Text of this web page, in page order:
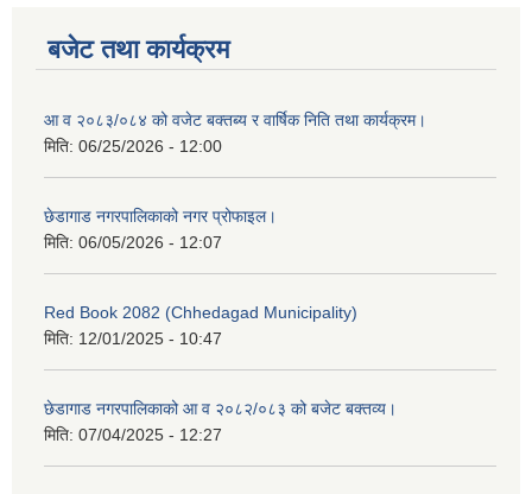
बजेट तथा कार्यक्रम
आ व २०८३/०८४ को वजेट बक्तब्य र वार्षिक निति तथा कार्यक्रम।
मिति: 06/25/2026 - 12:00
छेडागाड नगरपालिकाको नगर प्रोफाइल।
मिति: 06/05/2026 - 12:07
Red Book 2082 (Chhedagad Municipality)
मिति: 12/01/2025 - 10:47
छेडागाड नगरपालिकाको आ व २०८२/०८३ को बजेट बक्तव्य।
मिति: 07/04/2025 - 12:27